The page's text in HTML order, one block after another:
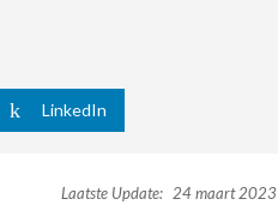
LinkedIn
Laatste Update: 24 maart 2023